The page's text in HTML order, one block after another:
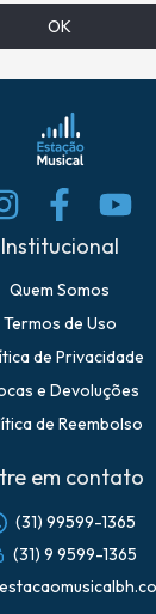
Institucional
Quem Somos
Termos de Uso
de Privacidade
e Devoluções
de Reembolso
em contato
(31) 99599-1365
(31) 9 9599-1365